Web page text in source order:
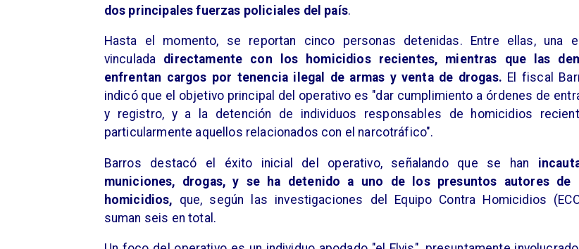
dos principales fuerzas policiales del país.
Hasta el momento, se reportan cinco personas detenidas. Entre ellas, una
vinculada directamente con los homicidios recientes, mientras que las
enfrentan cargos por tenencia ilegal de armas y venta de drogas. El fiscal
indicó que el objetivo principal del operativo es "dar cumplimiento a órdenes de
y registro, y a la detención de individuos responsables de homicidios
particularmente aquellos relacionados con el narcotráfico".
Barros destacó el éxito inicial del operativo, señalando que se han
municiones, drogas, y se ha detenido a uno de los presuntos autores de
homicidios, que, según las investigaciones del Equipo Contra Homicidios
suman seis en total.